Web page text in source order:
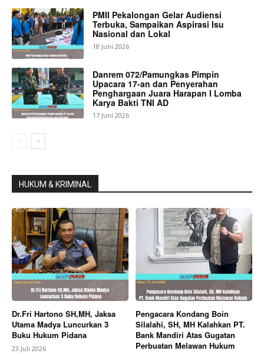
PMII Pekalongan Gelar Audiensi
Terbuka, Sampaikan Aspirasi Isu
Nasional dan Lokal
18 Juni 2026
Danrem 072/Pamungkas Pimpin
Upacara 17-an dan Penyerahan
Penghargaan Juara Harapan I Lomba
Karya Bakti TNI AD
17 Juni 2026
HUKUM & KRIMINAL
Dr.Fri Hartono SH,MH, Jaksa
Utama Madya Luncurkan 3
Buku Hukum Pidana
23 Juli 2026
Pengacara Kondang Boin
Silalahi, SH, MH Kalahkan PT.
Bank Mandiri Atas Gugatan
Perbuatan Melawan Hukum